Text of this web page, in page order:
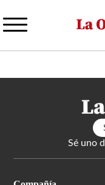
Sé uno